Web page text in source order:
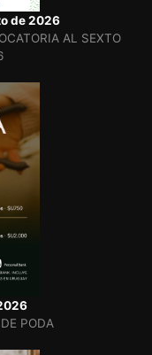
de 2026
AL SEXTO
PODA